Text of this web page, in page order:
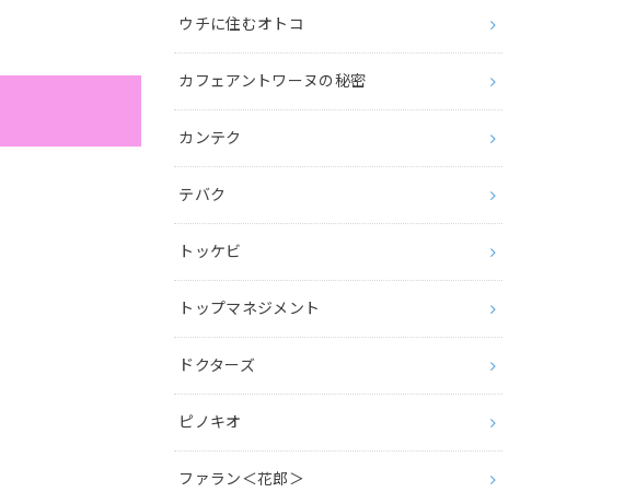
ウチに住むオトコ
カフェアントワーヌの秘密
カンテク
テバク
トッケビ
トップマネジメント
ドクターズ
ピノキオ
ファラン＜花郎＞